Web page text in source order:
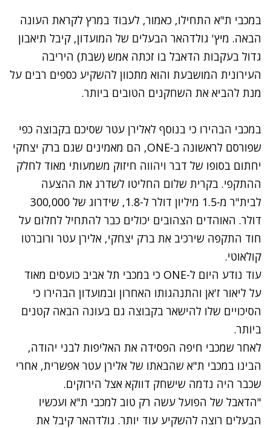
במכבי ת"א התחילו, כאמור, לעבוד במרץ לקראת העונה
הבאה. מיץ' גולדהאר הבעלים של המועדון, קיבל תיאבון
גדול בעקבות הדאבל בו זכתה אמש (שבת) היריבה
העירונית המושבעת והוא מתכוון להשקיע כספים רבים על
מנת להביא את השחקנים הטובים ביותר.
במכבי הבהירו כי בנוסף לאלירן עטר שסיכם בקבוצה כפי
שפורסם לראשונה ב-ONE, הם מאמינים שגם ברק יצחקי
יחתום בסופו של דבר ויהווה חיזוק משמעותי מאוד לחלק
ההתקפי. בקרית שלום החליטו לשדרג את ההצעה
לבית"ר מ-1.5 מיליון דולר ל-1.8, שידרוג של 300,000
דולר. האוהדים הצהובים יכולים כבר להתחיל לחלום על
חוד התקפה שירכיב את ברק יצחקי, אלירן עטר ורוברטו
קולאוטי.
עוד נודע היום ל-ONE כי במכבי תל אביב כועסים מאוד
על ליאור ז'אן והתנהגותו האחרון ובמועדון הבהירו כי
הסיכויים שלו להישאר בקבוצה גם בעונה הבאה קטנים
ביותר.
לאחר שמכבי חיפה הפסידה את האליפות לבני יהודה,
הבינו במכבי ת"א שהבאתו של אלירן עטר אפשרית, אחרי
שכבר היה נדמה שישחק דווקא אצל הירוקים.
"הדאבל של הפועל עשה רק טוב למכבי ת"א ועכשיו
הבעלים רוצה להשקיע עוד יותר. גולדהאר קיבל את